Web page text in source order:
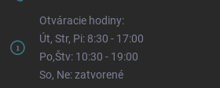
Otváracie hodiny:
Út, Str, Pi: 8:30 - 17:00
Po,Štv: 10:30 - 19:00
So, Ne: zatvorené